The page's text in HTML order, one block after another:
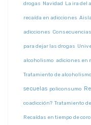
drogas Navidad La ira del
recaída en adicciones
adicciones
para dejar las drogas
alcoholismo adiciones en
Tratamiento de alcoholismo
secuelas policonsumo
coadicción? Tratamiento
Recaídas en tiempo de